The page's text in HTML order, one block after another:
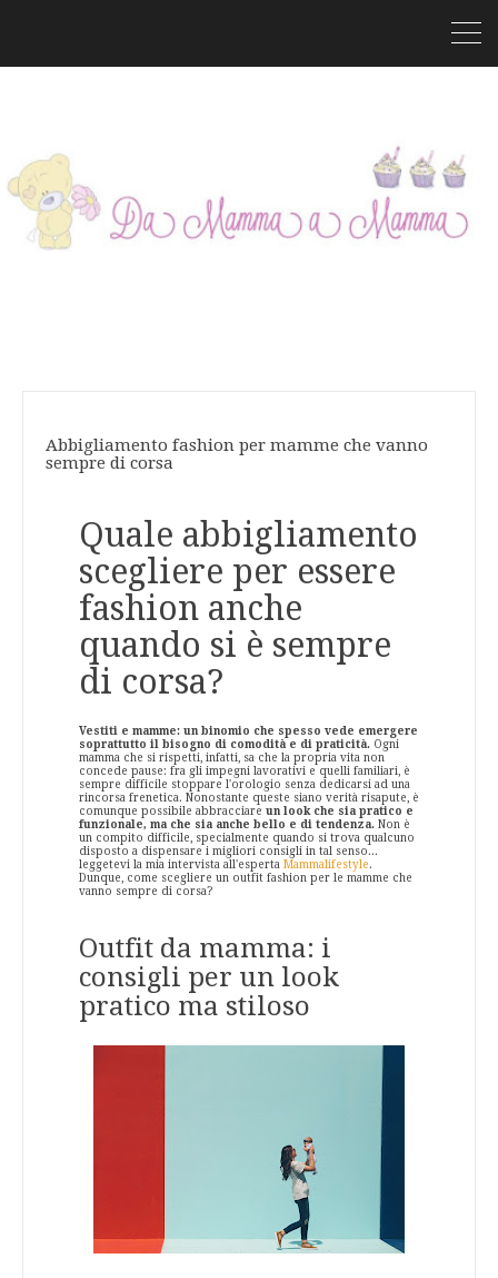
Abbigliamento fashion per mamme che vanno
sempre di corsa
Quale abbigliamento
scegliere per essere
fashion anche
quando si è sempre
di corsa?
Vestiti e mamme: un binomio che spesso vede emergere
soprattutto il bisogno di comodità e di praticità. Ogni
mamma che si rispetti, infatti, sa che la propria vita non
concede pause: fra gli impegni lavorativi e quelli familiari, è
sempre difficile stoppare l'orologio senza dedicarsi ad una
rincorsa frenetica. Nonostante queste siano verità risapute, è
comunque possibile abbracciare un look che sia pratico e
funzionale, ma che sia anche bello e di tendenza. Non è
un compito difficile, specialmente quando si trova qualcuno
disposto a dispensare i migliori consigli in tal senso...
leggetevi la mia intervista all'esperta Mammalifestyle.
Dunque, come scegliere un outfit fashion per le mamme che
vanno sempre di corsa?
Outfit da mamma: i
consigli per un look
pratico ma stiloso